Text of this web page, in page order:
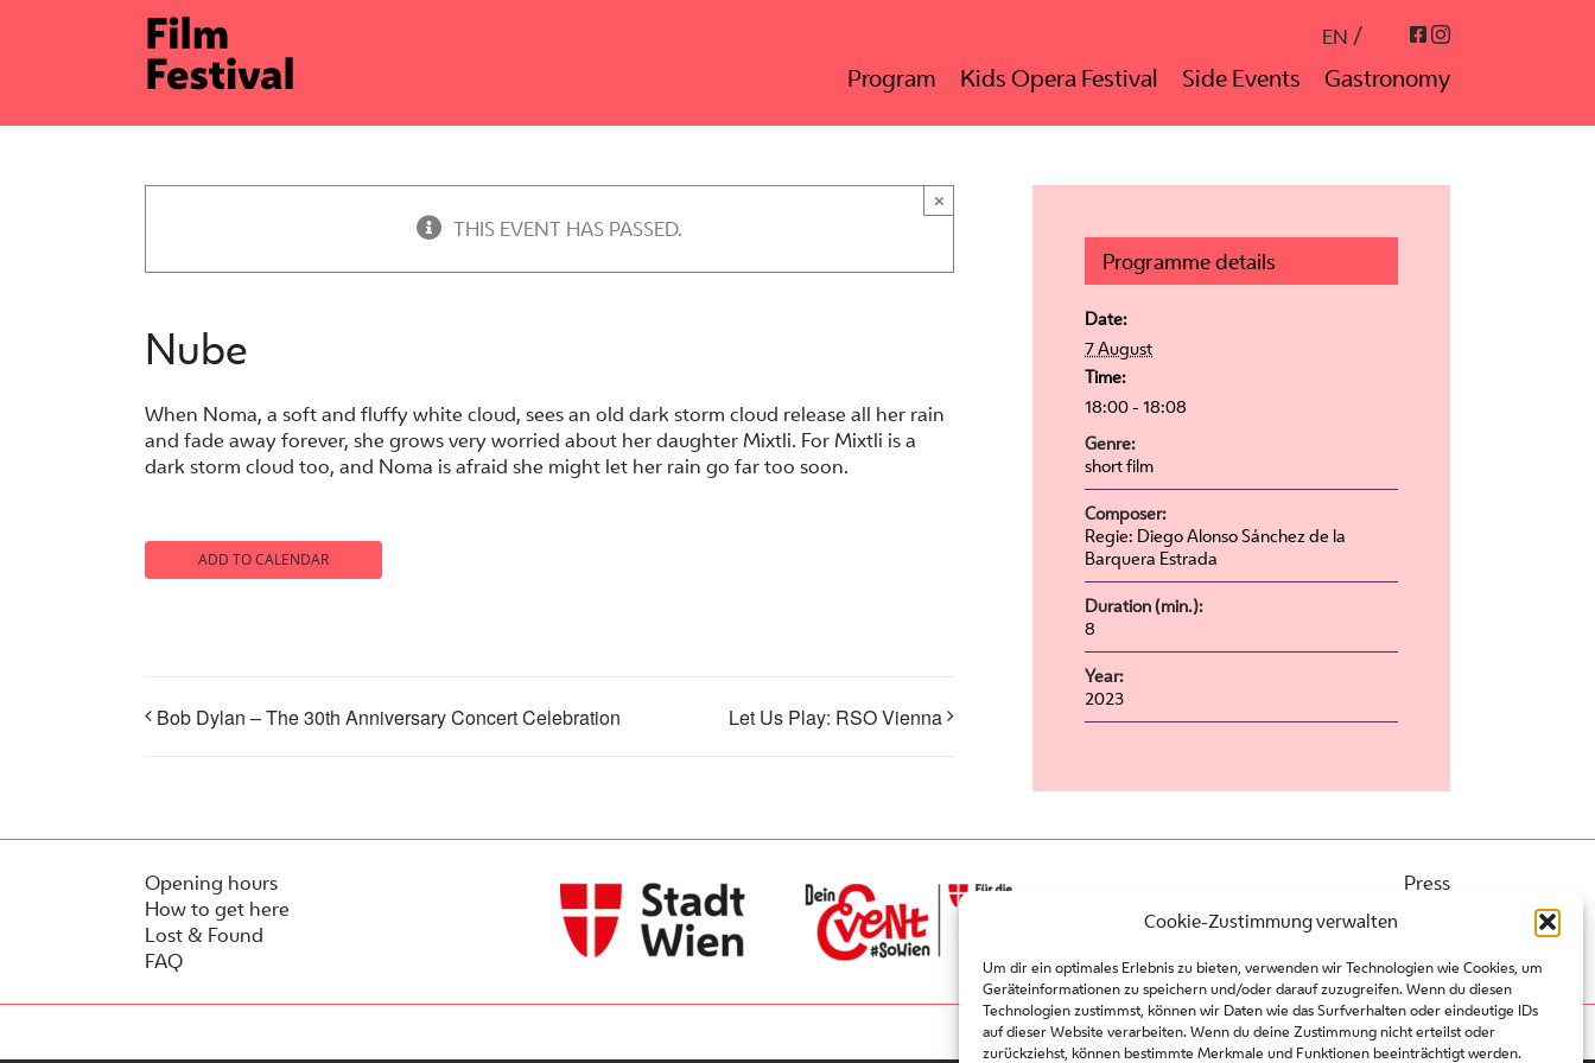
Cookie-Zustimmung verwalten
Um dir ein optimales Erlebnis zu bieten, verwenden wir Technologien wie Cookies, um
Geräteinformationen zu speichern und/oder darauf zuzugreifen. Wenn du diesen
Technologien zustimmst, können wir Daten wie das Surfverhalten oder eindeutige IDs
auf dieser Website verarbeiten. Wenn du deine Zustimmung nicht erteilst oder
zurückziehst, können bestimmte Merkmale und Funktionen beeinträchtigt werden.
EN Facebook
Program Kids Opera Festival Side Events Gastronomy
THIS EVENT HAS PASSED.
×
Nube
When Noma, a soft and fluffy white cloud, sees an old dark storm cloud release all her rain
and fade away forever, she grows very worried about her daughter Mixtli. For Mixtli is a
dark storm cloud too, and Noma is afraid she might let her rain go far too soon.
ADD TO CALENDAR
Bob Dylan – The 30th Anniversary Concert Celebration Let Us Play: RSO Vienna
Programme details
Date:
7 August
Time:
18:00 - 18:08
Genre:
short film
Composer:
Regie: Diego Alonso Sánchez de la
Barquera Estrada
Duration (min.):
8
Year:
2023
Opening hours
How to get here
Lost & Found
FAQ
Press
Partners
Site regulations